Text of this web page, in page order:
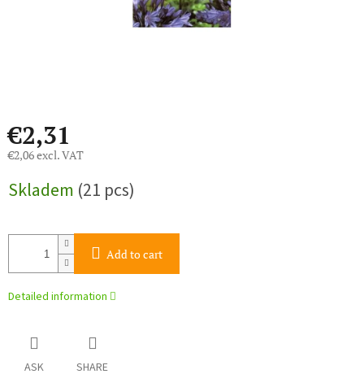
€2,31
€2,06 excl. VAT
price:
Skladem (21 pcs)
Add to cart
Detailed information
ASK SHARE